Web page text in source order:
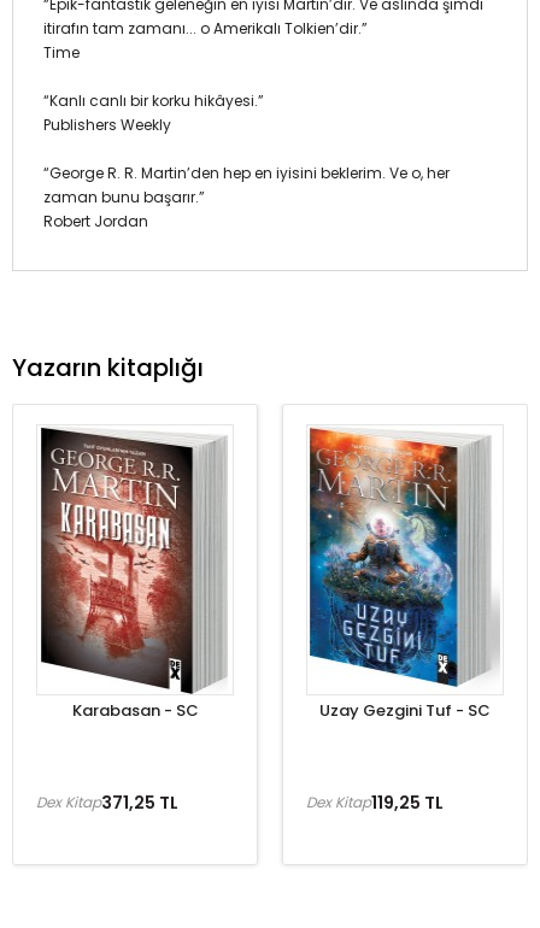
“Epik-fantastik geleneğin en iyisi Martin’dir. Ve aslında şimdi
itirafın tam zamanı... o Amerikalı Tolkien’dir.”
Time
“Kanlı canlı bir korku hikâyesi.”
Publishers Weekly
“George R. R. Martin’den hep en iyisini beklerim. Ve o, her
zaman bunu başarır.”
Robert Jordan
Yazarın kitaplığı
Karabasan - SC
371,25 TL
Dex Kitap
Uzay Gezgini Tuf - SC
119,25 TL
Dex Kitap